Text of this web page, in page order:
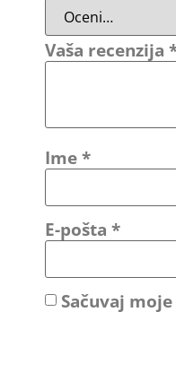
Vaša recenzija
Ime*
E-pošta *
Sačuvaj